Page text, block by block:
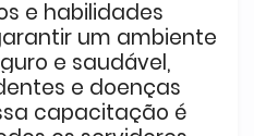
e habilidades
um ambiente
e saudável,
e doenças
capacitação é